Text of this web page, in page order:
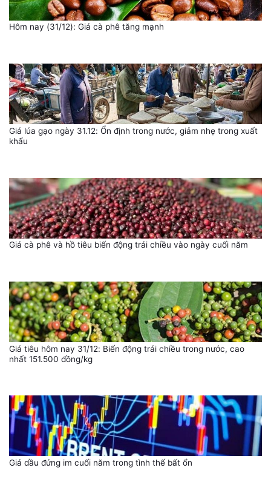
Hôm nay (31/12): Giá cà phê tăng mạnh
Giá lúa gạo ngày 31.12: Ổn định trong nước, giảm nhẹ trong xuất
khẩu
Giá cà phê và hồ tiêu biến động trái chiều vào ngày cuối năm
Giá tiêu hôm nay 31/12: Biến động trái chiều trong nước, cao
nhất 151.500 đồng/kg
Giá dầu đứng im cuối năm trong tình thế bất ổn